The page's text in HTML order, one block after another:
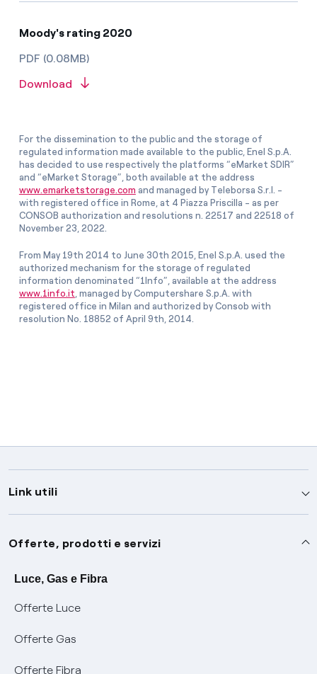
Moody's rating 2020
PDF (0.08MB)
Download
For the dissemination to the public and the storage of
regulated information made available to the public, Enel S.p.A.
has decided to use respectively the platforms “eMarket SDIR”
and “eMarket Storage”, both available at the address
www.emarketstorage.com and managed by Teleborsa S.r.l. -
with registered office in Rome, at 4 Piazza Priscilla - as per
CONSOB authorization and resolutions n. 22517 and 22518 of
November 23, 2022.
From May 19th 2014 to June 30th 2015, Enel S.p.A. used the
authorized mechanism for the storage of regulated
information denominated “1Info”, available at the address
www.1info.it , managed by Computershare S.p.A. with
registered office in Milan and authorized by Consob with
resolution No. 18852 of April 9th, 2014.
Link utili
Assistenza
Avvisi
SOS luce e gas
Conciliazioni e risoluzione delle controversie
Negoziazione paritetica
Servizi
Offerte, prodotti e servizi
Luce, Gas e Fibra
Offerte Luce
Offerte Gas
Offerte Fibra